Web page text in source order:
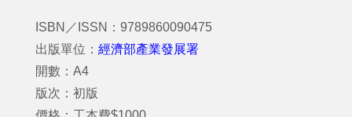
ISBN／ISSN：9789860090475
出版單位： 經濟部產業發展署
開數：A4
版次：初版